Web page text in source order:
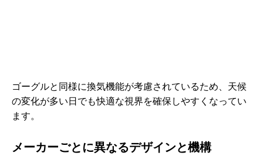
ゴーグルと同様に換気機能が考慮されているため、天候
の変化が多い日でも快適な視界を確保しやすくなってい
ます。
メーカーごとに異なるデザインと機構